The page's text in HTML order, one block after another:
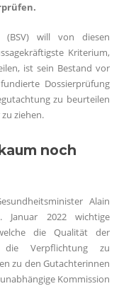
(BSV) will von diesen
Kriterium,
ist sein Bestand vor
Dossierprüfung
zu beurteilen
ziehen.
noch
Alain
2022 wichtige
die Qualität der
Verpflichtung zu
zu den Gutachterinnen
Kommission